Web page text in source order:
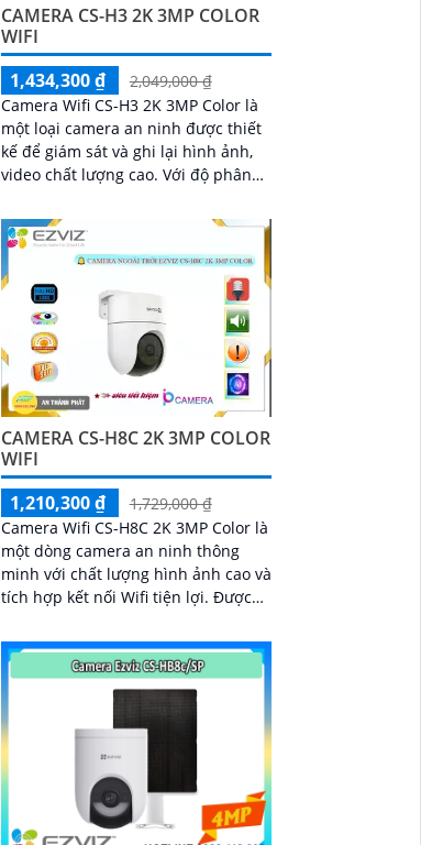
CAMERA CS-H3 2K 3MP COLOR
WIFI
1,434,300 ₫
2,049,000 ₫
Camera Wifi CS-H3 2K 3MP Color là
một loại camera an ninh được thiết
kế để giám sát và ghi lại hình ảnh,
video chất lượng cao. Với độ phân
ảnh sắc nét và chi tiết, đảm bảo bạn
có thể nhìn rõ từng chi tiết
CAMERA CS-H8C 2K 3MP COLOR
WIFI
1,210,300 ₫
1,729,000 ₫
Camera Wifi CS-H8C 2K 3MP Color là
một dòng camera an ninh thông
minh với chất lượng hình ảnh cao và
tích hợp kết nối Wifi tiện lợi. Được
camera này có khả năng ghi lại hình
ảnh chi tiết và sắc nét